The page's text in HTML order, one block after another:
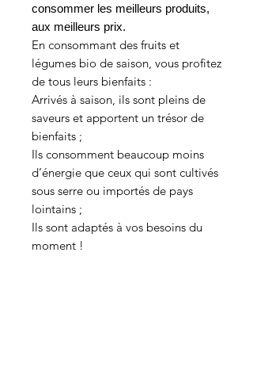
consommer les meilleurs produits,
aux meilleurs prix.
En consommant des fruits et
légumes bio de saison, vous profitez
de tous leurs bienfaits :
Arrivés à saison, ils sont pleins de
saveurs et apportent un trésor de
bienfaits ;
Ils consomment beaucoup moins
d’énergie que ceux qui sont cultivés
sous serre ou importés de pays
lointains ;
Ils sont adaptés à vos besoins du
moment !